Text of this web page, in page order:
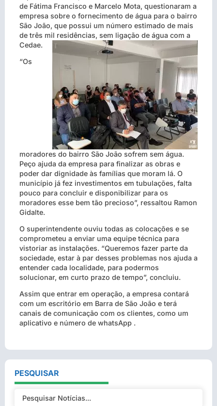
de Fátima Francisco e Marcelo Mota, questionaram a
empresa sobre o fornecimento de água para o bairro
São João, que possui um número estimado de mais
de três mil residências, sem ligação de água com a
Cedae.
“Os
moradores do bairro São João sofrem sem água.
Peço ajuda da empresa para finalizar as obras e
poder dar dignidade às famílias que moram lá. O
município já fez investimentos em tubulações, falta
pouco para concluir e disponibilizar para os
moradores esse bem tão precioso”, ressaltou Ramon
Gidalte.
O superintendente ouviu todas as colocações e se
comprometeu a enviar uma equipe técnica para
vistoriar as instalações. “Queremos fazer parte da
sociedade, estar à par desses problemas nos ajuda a
entender cada localidade, para podermos
solucionar, em curto prazo de tempo”, concluiu.
Assim que entrar em operação, a empresa contará
com um escritório em Barra de São João e terá
canais de comunicação com os clientes, como um
aplicativo e número de whatsApp .
PESQUISAR